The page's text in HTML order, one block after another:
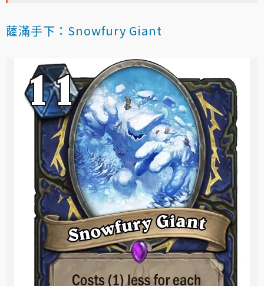
薩滿手下：Snowfury Giant